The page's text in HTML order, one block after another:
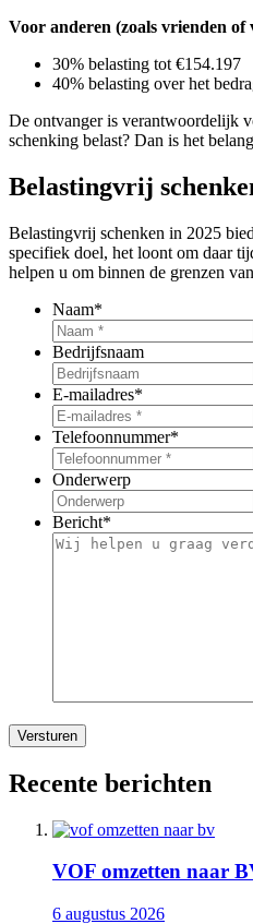
Voor anderen (zoals vrienden of
30% belasting tot €154.197
40% belasting over het
De ontvanger is verantwoordelijk
schenking belast? Dan is het
Belastingvrij
Belastingvrij schenken in 2025
specifiek doel, het loont om daar
helpen u om binnen de grenzen
Naam*
Bedrijfsnaam
E-mailadres*
Telefoonnummer*
Onderwerp
Bericht*
Recente berichten
VOF omzetten naar
6 augustus 2026